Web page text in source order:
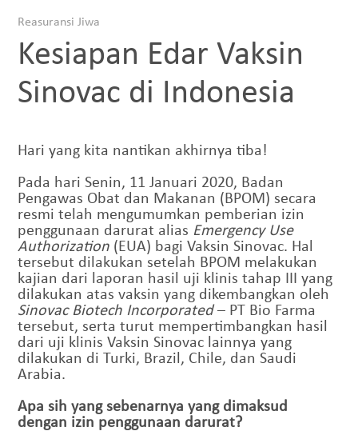
Reasuransi Jiwa
Kesiapan Edar Vaksin
Sinovac di Indonesia
Hari yang kita nantikan akhirnya tiba!
Pada hari Senin, 11 Januari 2020, Badan
Pengawas Obat dan Makanan (BPOM) secara
resmi telah mengumumkan pemberian izin
penggunaan darurat alias Emergency Use
Authorization (EUA) bagi Vaksin Sinovac. Hal
tersebut dilakukan setelah BPOM melakukan
kajian dari laporan hasil uji klinis tahap III yang
dilakukan atas vaksin yang dikembangkan oleh
Sinovac Biotech Incorporated– PT Bio Farma
tersebut, serta turut mempertimbangkan hasil
dari uji klinis Vaksin Sinovac lainnya yang
dilakukan di Turki, Brazil, Chile, dan Saudi
Arabia.
Apa sih yang sebenarnya yang dimaksud
dengan izin penggunaan darurat?